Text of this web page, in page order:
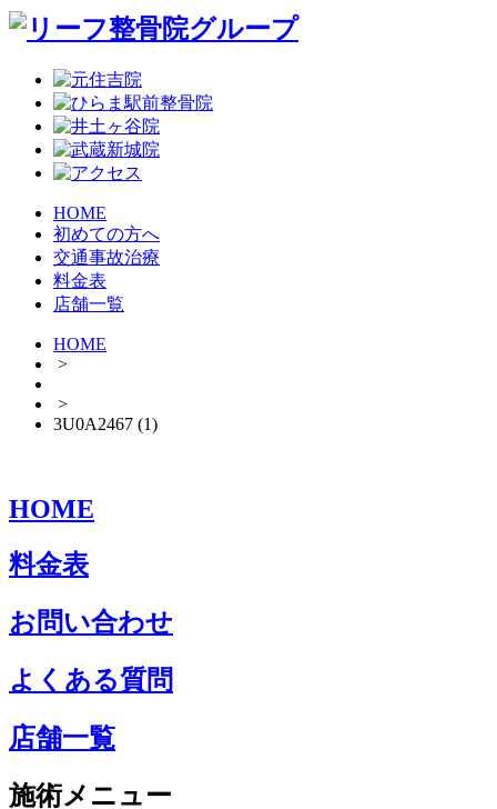
HOME
初めての方へ
交通事故治療
料金表
店舗一覧
HOME
>
>
3U0A2467 (1)
HOME
料金表
お問い合わせ
よくある質問
店舗一覧
施術メニュー